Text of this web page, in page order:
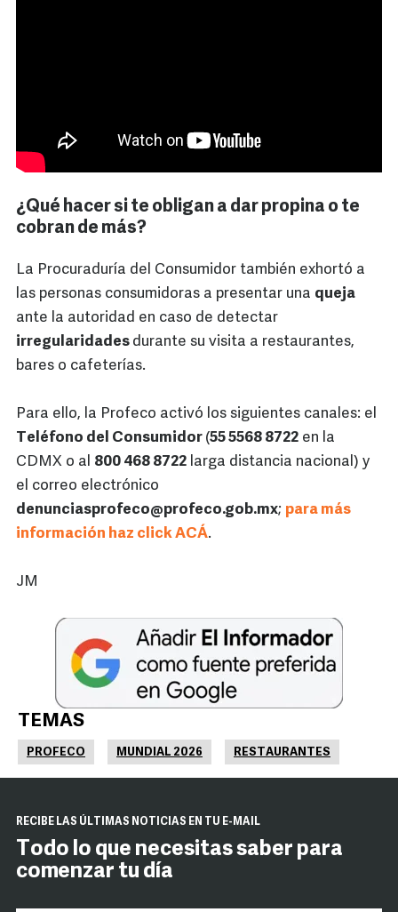
¿Qué hacer si te obligan a dar propina o te
cobran de más?
La Procuraduría del Consumidor también exhortó a
las personas consumidoras a presentar una queja
ante la autoridad en caso de detectar
irregularidades durante su visita a restaurantes,
bares o cafeterías.
Para ello, la Profeco activó los siguientes canales: el
Teléfono del Consumidor (55 5568 8722 en la
CDMX o al 800 468 8722 larga distancia nacional) y
el correo electrónico
denunciasprofeco@profeco.gob.mx; para más
información haz click ACÁ.
JM
TEMAS
PROFECO MUNDIAL 2026 RESTAURANTES
RECIBE LAS ÚLTIMAS NOTICIAS EN TU E-MAIL
Todo lo que necesitas saber para
comenzar tu día